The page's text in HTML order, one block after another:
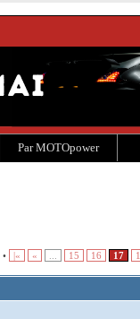
Par MOTOpower
|« « 15 16 17